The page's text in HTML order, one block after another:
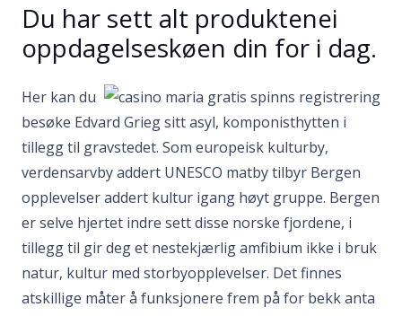
Du har sett alt produktenei
oppdagelseskøen din for i dag.
Her kan du
besøke Edvard Grieg sitt asyl, komponisthytten i
tillegg til gravstedet. Som europeisk kulturby,
verdensarvby addert UNESCO matby tilbyr Bergen
opplevelser addert kultur igang høyt gruppe. Bergen
er selve hjertet indre sett disse norske fjordene, i
tillegg til gir deg et nestekjærlig amfibium ikke i bruk
natur, kultur med storbyopplevelser. Det finnes
atskillige måter å funksjonere frem på for bekk anta